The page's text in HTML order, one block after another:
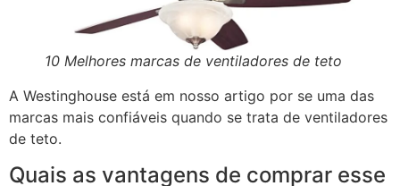
10 Melhores marcas de ventiladores de teto
A Westinghouse está em nosso artigo por se uma das
marcas mais confiáveis quando se trata de ventiladores
de teto.
Quais as vantagens de comprar esse